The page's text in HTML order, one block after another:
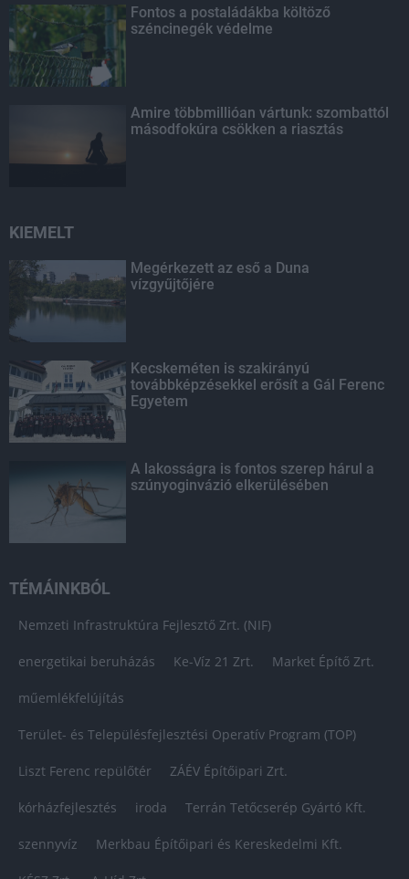
Fontos a postaládákba költöző
széncinegék védelme
Amire többmillióan vártunk: szombattól
másodfokúra csökken a riasztás
KIEMELT
Megérkezett az eső a Duna
vízgyűjtőjére
Kecskeméten is szakirányú
továbbképzésekkel erősít a Gál Ferenc
Egyetem
A lakosságra is fontos szerep hárul a
szúnyoginvázió elkerülésében
TÉMÁINKBÓL
Nemzeti Infrastruktúra Fejlesztő Zrt. (NIF)
energetikai beruházás Ke-Víz 21 Zrt. Market Építő Zrt.
műemlékfelújítás
Terület- és Településfejlesztési Operatív Program (TOP)
Liszt Ferenc repülőtér ZÁÉV Építőipari Zrt.
kórházfejlesztés iroda Terrán Tetőcserép Gyártó Kft.
szennyvíz Merkbau Építőipari és Kereskedelmi Kft.